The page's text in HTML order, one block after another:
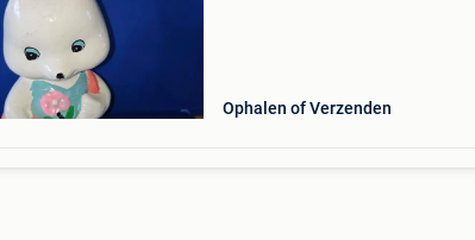
Ophalen of Verzenden